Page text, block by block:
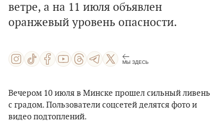
ветре, а на 11 июля объявлен
оранжевый уровень опасности.
МЫ ЗДЕСЬ
Вечером 10 июля в Минске прошел сильный ливень
с градом. Пользователи соцсетей делятся фото и
видео подтоплений.